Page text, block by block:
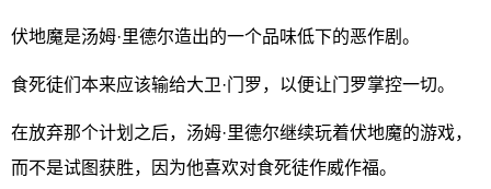
伏地魔是汤姆·里德尔造出的一个品味低下的恶作剧。
食死徒们本来应该输给大卫·门罗，以便让门罗掌控一切。
在放弃那个计划之后，汤姆·里德尔继续玩着伏地魔的游戏，
而不是试图获胜，因为他喜欢对食死徒作威作福。